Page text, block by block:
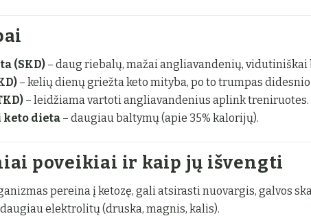
(SKD) – daug riebalų, mažai angliavandenių, vidutiniškai
– kelių dienų griežta keto mityba, po to trumpas
– leidžiama vartoti angliavandenius aplink treniruotes.
keto dieta – daugiau baltymų (apie 35% kalorijų).
poveikiai ir kaip jų išvengti
pereina į ketozę, gali atsirasti nuovargis, galvos
elektrolitų (druska, magnis, kalis).